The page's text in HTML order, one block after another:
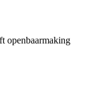
openbaarmaking